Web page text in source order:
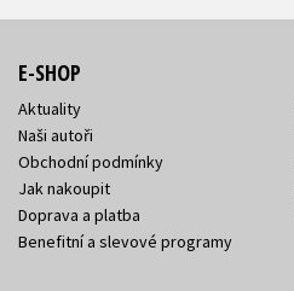
E-SHOP
Aktuality
Naši autoři
Obchodní podmínky
Jak nakoupit
Doprava a platba
Benefitní a slevové programy